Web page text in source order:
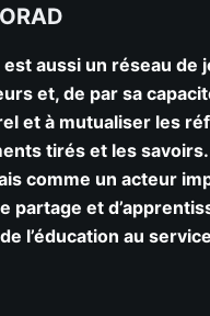
est aussi un réseau
et, de par sa
et à mutualiser les
tirés et les
comme un acteur
partage et
l’éducation au